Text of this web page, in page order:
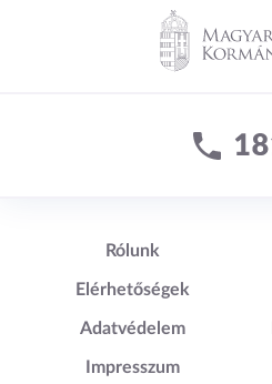
Lábléc1
Rólunk
Elérhetőségek
Adatvédelem
Impresszum